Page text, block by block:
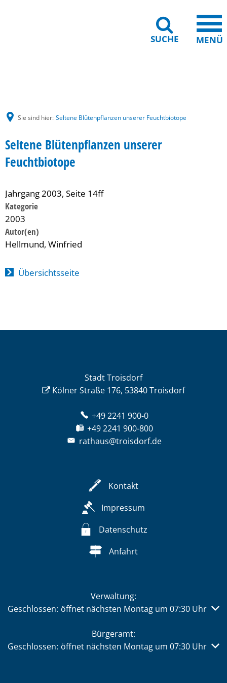
SUCHE MENÜ
Sie sind hier: Seltene Blütenpflanzen unserer Feuchtbiotope
Seltene Blütenpflanzen unserer
Feuchtbiotope
Jahrgang 2003, Seite 14ff
Kategorie
2003
Hellmund, Winfried
Übersichtsseite
Stadt Troisdorf
Kölner Straße 176, 53840 Troisdorf
+49 2241 900-0
+49 2241 900-800
rathaus@troisdorf.de
Kontakt
Impressum
Datenschutz
Anfahrt
Verwaltung:
Klicken, um weitere Öffnungs- oder Schließzeiten
Geschlossen: öffnet nächsten Montag um 07:30 Uhr
Bürgeramt:
Klicken, um weitere Öffnungs- oder Schließzeiten
Geschlossen: öffnet nächsten Montag um 07:30 Uhr